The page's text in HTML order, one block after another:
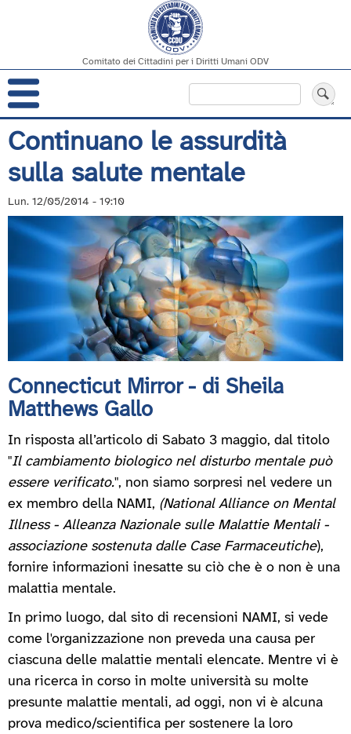
Salta
al
contenuto
principale
Comitato dei Cittadini per i Diritti Umani ODV
Navigazione
principale
Continuano le assurdità
sulla salute mentale
Lun. 12/05/2014 - 19:10
Connecticut Mirror - di Sheila
Matthews Gallo
In risposta all’articolo di Sabato 3 maggio, dal titolo
"Il cambiamento biologico nel disturbo mentale può
essere verificato.", non siamo sorpresi nel vedere un
ex membro della NAMI, (National Alliance on Mental
Illness - Alleanza Nazionale sulle Malattie Mentali -
associazione sostenuta dalle Case Farmaceutiche),
fornire informazioni inesatte su ciò che è o non è una
malattia mentale.
In primo luogo, dal sito di recensioni NAMI, si vede
come l'organizzazione non preveda una causa per
ciascuna delle malattie mentali elencate. Mentre vi è
una ricerca in corso in molte università su molte
presunte malattie mentali, ad oggi, non vi è alcuna
prova medico/scientifica per sostenere la loro